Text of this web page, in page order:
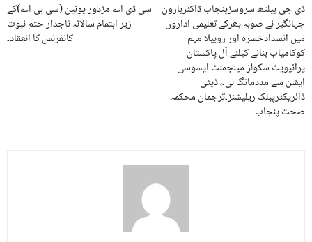
سی ڈی اے مزدور یونین (سی بی اے)کے
زیر اہتمام سالانہ تاجدار ختم نبوت
کانفرنس کا انعقاد۔
ڈی جی ہیلتھ سروسزپنجاب ڈاکٹرہارون
جہانگیر نے صوبہ بھرکے تعلیمی اداروں
میں انسدادخسرہ اور روبیلا مہم
کوکامیاب بنانے کیلئے آل پاکستان
پرائیویٹ سکولز مینجمنٹ ایسوسی
ایشن سے مددمانگ لی۔، ڈپٹی
ڈائریکٹرپبلک ریلیشنز۔ترجمان محکمہ
صحت پنجاب